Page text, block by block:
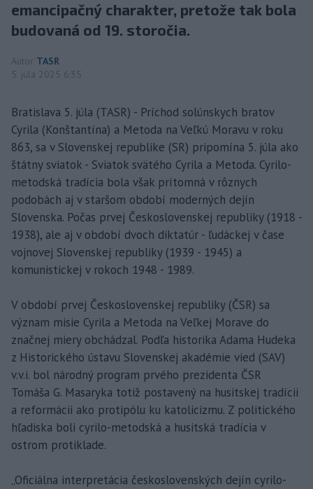
emancipačný charakter, pretože tak bola
budovaná od 19. storočia.
Autor TASR
5. júla 2025 6:35
Bratislava 5. júla (TASR) - Príchod solúnskych bratov
Cyrila (Konštantína) a Metoda na Veľkú Moravu v roku
863, sa v Slovenskej republike (SR) pripomína 5. júla ako
štátny sviatok - Sviatok svätého Cyrila a Metoda. Cyrilo-
metodská tradícia bola však prítomná v rôznych
podobách aj v staršom období moderných dejín
Slovenska. Počas prvej Československej republiky (1918 -
1938), ale aj v období dvoch diktatúr - ľudáckej v čase
vojnovej Slovenskej republiky (1939 - 1945) a
komunistickej v rokoch 1948 - 1989.
V období prvej Československej republiky (ČSR) sa
význam misie Cyrila a Metoda na Veľkej Morave do
značnej miery obchádzal. Podľa historika Adama Hudeka
z Historického ústavu Slovenskej akadémie vied (SAV)
v.v.i. bol národný program prvého prezidenta ČSR
Tomáša G. Masaryka totiž postavený na husitskej tradícii
a reformácii ako protipólu ku katolicizmu. Z politického
hľadiska boli cyrilo-metodská a husitská tradícia v
ostrom protiklade.
„Oficiálna interpretácia československých dejín cyrilo-